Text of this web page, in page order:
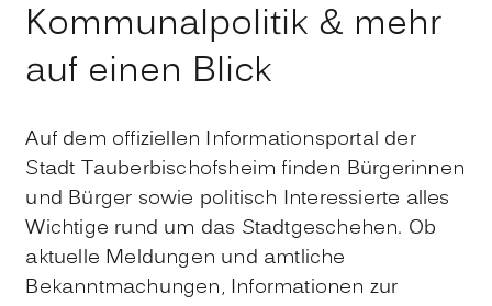
Kommunalpolitik & mehr
auf einen Blick
Auf dem offiziellen Informationsportal der
Stadt Tauberbischofsheim finden Bürgerinnen
und Bürger sowie politisch Interessierte alles
Wichtige rund um das Stadtgeschehen. Ob
aktuelle Meldungen und amtliche
Bekanntmachungen, Informationen zur